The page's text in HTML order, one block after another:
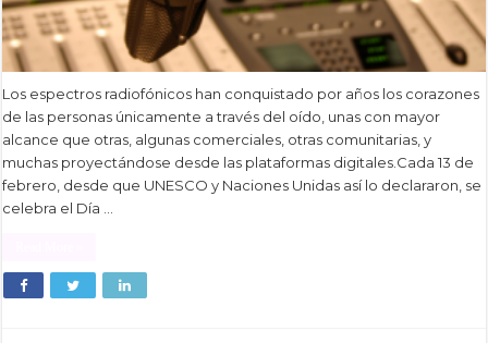
Los espectros radiofónicos han conquistado por años los corazones
de las personas únicamente a través del oído, unas con mayor
alcance que otras, algunas comerciales, otras comunitarias, y
muchas proyectándose desde las plataformas digitales.Cada 13 de
febrero, desde que UNESCO y Naciones Unidas así lo declararon, se
celebra el Día …